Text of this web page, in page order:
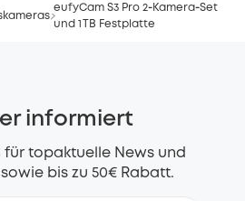
eufyCam S3 Pro 2‑Kamera‑Set
und 1 TB Festplatte
informiert
topaktuelle News und
sowie bis zu 50€ Rabatt.